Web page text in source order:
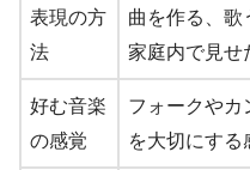
表現の方
法
曲を作る、歌
家庭内で見せ
好む音楽
の感覚
フォークやカ
を大切にする